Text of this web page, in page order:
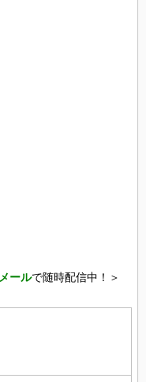
メールで随時配信中！＞